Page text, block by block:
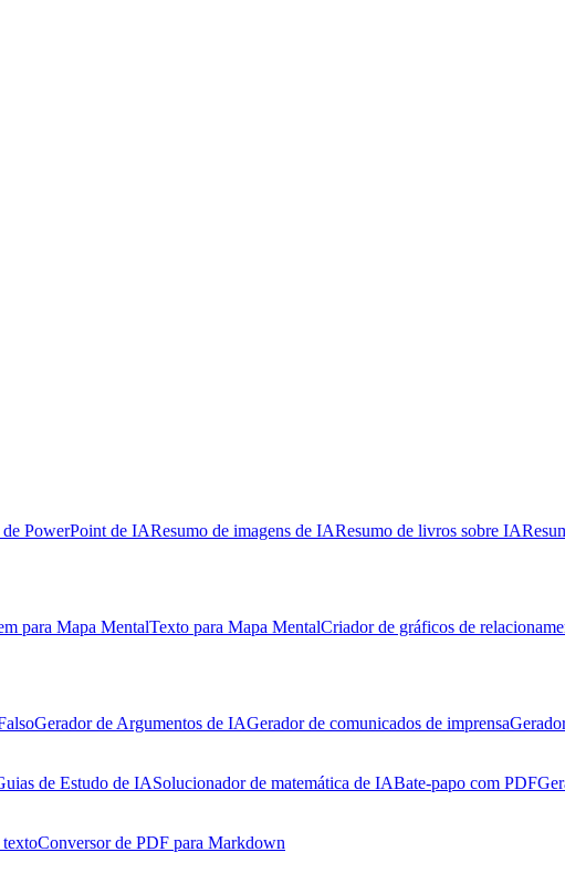
de PowerPoint de IAResumo de imagens de IAResumo de livros sobre IA
para Mapa MentalTexto para Mapa MentalCriador de gráficos de
Gerador de Argumentos de IAGerador de comunicados de imprensa
de Estudo de IASolucionador de matemática de IABate-papo com PDF
textoConversor de PDF para Markdown